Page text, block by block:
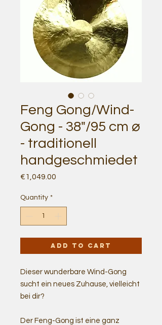
Feng Gong/Wind-
Gong - 38"/95 cm ⌀
- traditionell
handgeschmiedet
€1,049.00
Quantity *
Add to Cart
Dieser wunderbare Wind-Gong
sucht ein neues Zuhause, vielleicht
bei dir?
Der Feng-Gong ist eine ganz